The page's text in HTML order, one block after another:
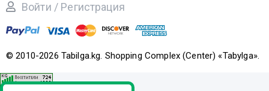
© 2010-2026 Tabilga.kg. Shopping Complex (Center) «Tabylga».
Войти / Регистрация